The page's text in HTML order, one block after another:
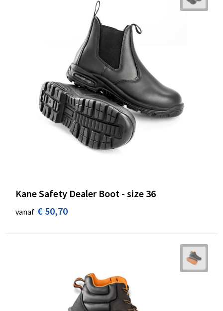
Kane Safety Dealer Boot - size 36
vanaf € 50,70